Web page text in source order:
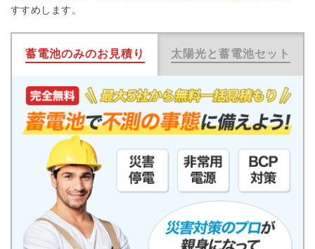
すすめします。
蓄電池のみのお見積り 太陽光と蓄電池セット